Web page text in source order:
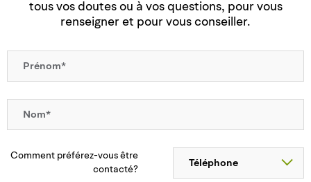
tous vos doutes ou à vos questions, pour vous
renseigner et pour vous conseiller.
Comment préférez-vous être
contacté?